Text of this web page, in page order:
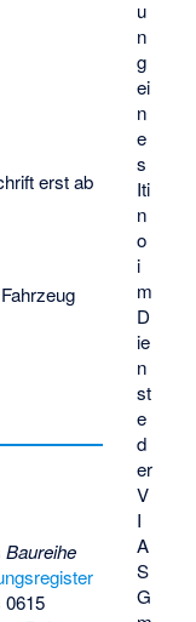
u
n
g
ei
n
e
s
Iti
n
o
i
m
D
ie
n
st
e
d
er
V
I
A
S
G
erst ab
Baureihe
0615